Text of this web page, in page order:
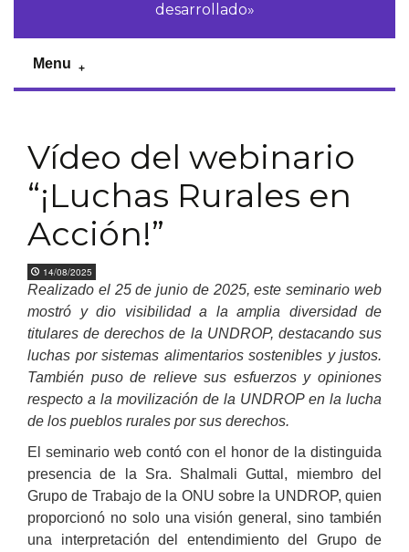
desarrollado»
Menu
Vídeo del webinario
“¡Luchas Rurales en
Acción!”
14/08/2025
Realizado el 25 de junio de 2025, este seminario web
mostró y dio visibilidad a la amplia diversidad de
titulares de derechos de la UNDROP, destacando sus
luchas por sistemas alimentarios sostenibles y justos.
También puso de relieve sus esfuerzos y opiniones
respecto a la movilización de la UNDROP en la lucha
de los pueblos rurales por sus derechos.
El seminario web contó con el honor de la distinguida
presencia de la Sra. Shalmali Guttal, miembro del
Grupo de Trabajo de la ONU sobre la UNDROP, quien
proporcionó no solo una visión general, sino también
una interpretación del entendimiento del Grupo de